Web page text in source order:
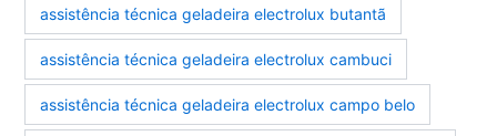
assistência técnica geladeira electrolux butantã
assistência técnica geladeira electrolux cambuci
assistência técnica geladeira electrolux campo belo